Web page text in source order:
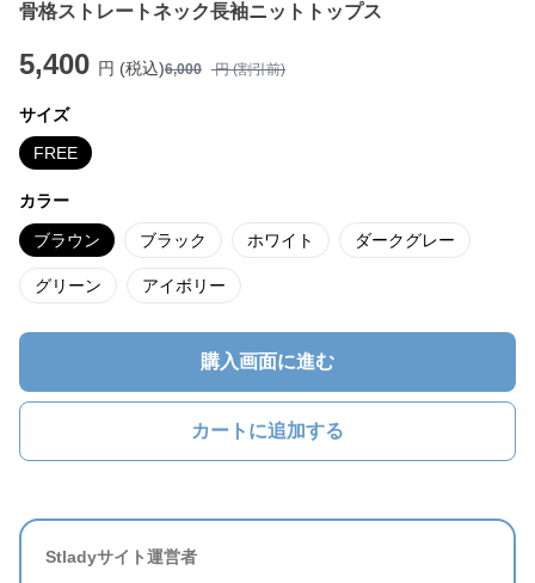
骨格ストレートネック長袖ニットトップス
5,400 円 (税込)6,000 円 (割引前)
サイズ
FREE
カラー
ブラウン ブラック ホワイト ダークグレー
グリーン アイボリー
購入画面に進む
カートに追加する
Stladyサイト運営者